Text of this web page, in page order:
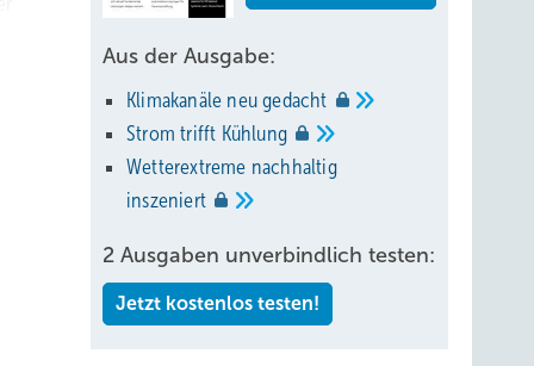
in
Aus der Ausgabe:
Klimakanäle neugedacht
Strom trifft Kühlung
Wetterextreme nachhaltig
inszeniert
2 Ausgaben unverbindlich testen:
Jetzt kostenlos testen!